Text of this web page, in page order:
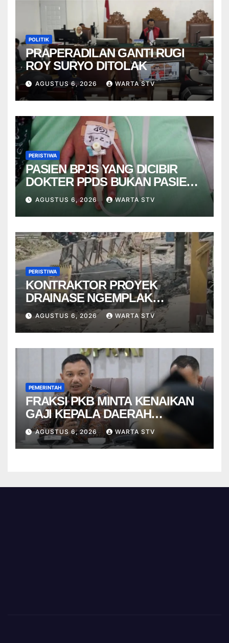
POLITIK
PRAPERADILAN GANTI RUGI
ROY SURYO DITOLAK
AGUSTUS 6, 2026 WARTA STV
PERISTIWA
PASIEN BPJS YANG DICIBIR
DOKTER PPDS BUKAN PASIEN
RSUP DR. SARDJITO
AGUSTUS 6, 2026 WARTA STV
PERISTIWA
KONTRAKTOR PROYEK
DRAINASE NGEMPLAK
DISANKSI USAI WARGA
TERPELESET
AGUSTUS 6, 2026 WARTA STV
PEMERINTAH
FRAKSI PKB MINTA KENAIKAN
GAJI KEPALA DAERAH
BERBASIS KINERJA
AGUSTUS 6, 2026 WARTA STV